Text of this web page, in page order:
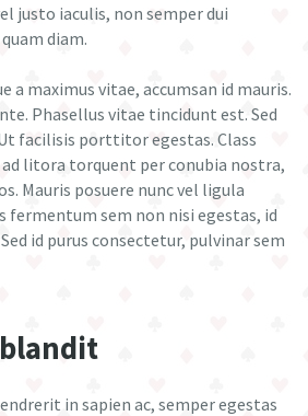
justo iaculis, non semper dui
diam.
a maximus vitae, accumsan id mauris.
Phasellus vitae tincidunt est. Sed
facilisis porttitor egestas. Class
litora torquent per conubia nostra,
Mauris posuere nunc vel ligula
fermentum sem non nisi egestas, id
id purus consectetur, pulvinar sem
in sapien ac, semper egestas